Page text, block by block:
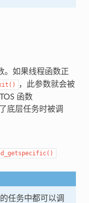
。如果线程函数正
，此参数就会被
函数
底层任务时被调
任务中都可以调